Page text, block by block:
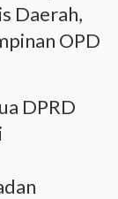
Daerah,
OPD
DPRD